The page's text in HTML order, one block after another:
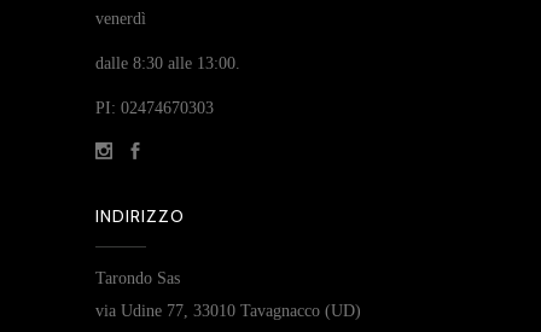
venerdì
dalle 8:30 alle 13:00.
PI: 02474670303
INDIRIZZO
Tarondo Sas
via Udine 77, 33010 Tavagnacco (UD)